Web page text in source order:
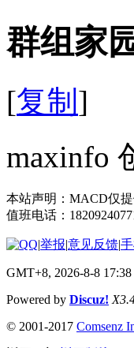
群组家
[复制 ]
maxinfo
本站声明：MACD仅
值班电话：
|举报|意见反馈|
GMT+8, 2026-8-8 17:38
Powered by Discuz!
© 2001-2017 Comsenz